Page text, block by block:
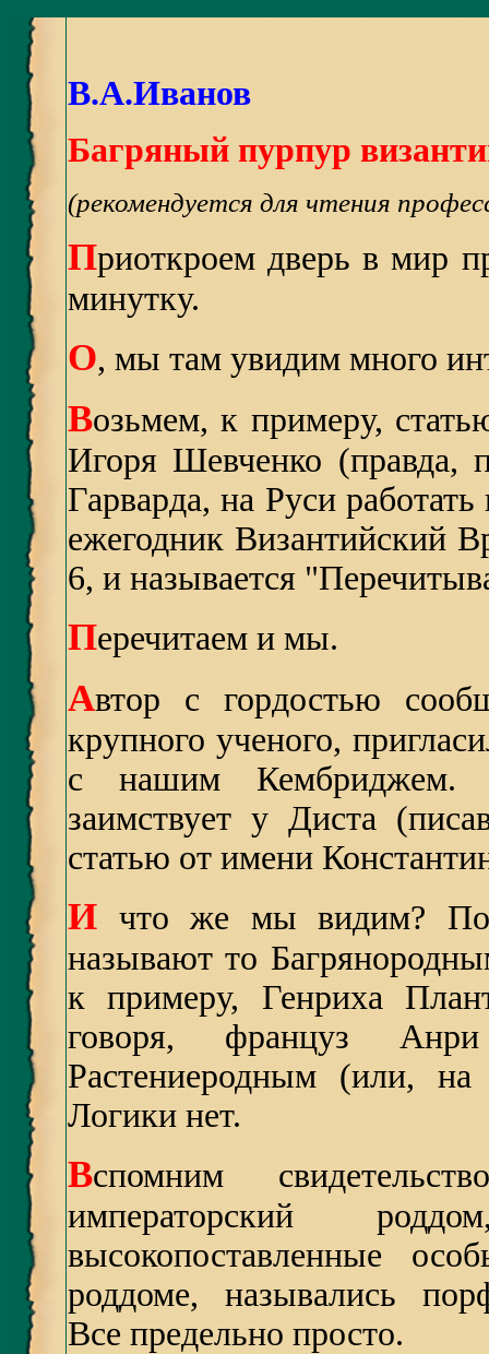
В.А.Иванов
Багряный пурпур
(рекомендуется для чтения
Приоткроем дверь в мир
минутку.
О, мы там увидим много
Возьмем, к примеру,
Игоря Шевченко (правда,
Гарварда, на Руси
ежегодник Византийский
6, и называется
Перечитаем и мы.
Автор с гордостью
крупного ученого,
с нашим Кембриджем.
заимствует у Диста
статью от имени
И что же мы видим?
называют то
к примеру, Генриха
говоря, француз
Растениеродным (или,
Логики нет.
Вспомним
императорский
высокопоставленные
роддоме, назывались
Все предельно просто.